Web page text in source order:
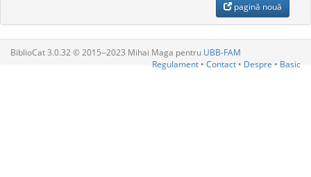
pagină nouă
BiblioCat 3.0.32 © 2015‒2023 Mihai Maga pentru UBB-FAM
Regulament • Contact • Despre • Basic